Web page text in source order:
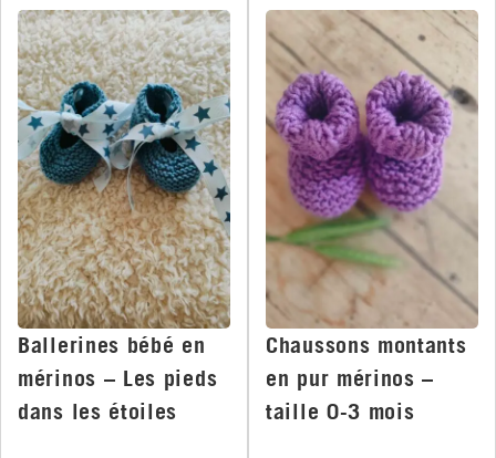
Ballerines bébé en
mérinos – Les pieds
dans les étoiles
Chaussons montants
en pur mérinos –
taille 0-3 mois